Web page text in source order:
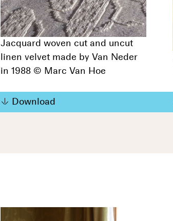
Jacquard woven cut and uncut
linen velvet made by Van Neder
in 1988 © Marc Van Hoe
Download